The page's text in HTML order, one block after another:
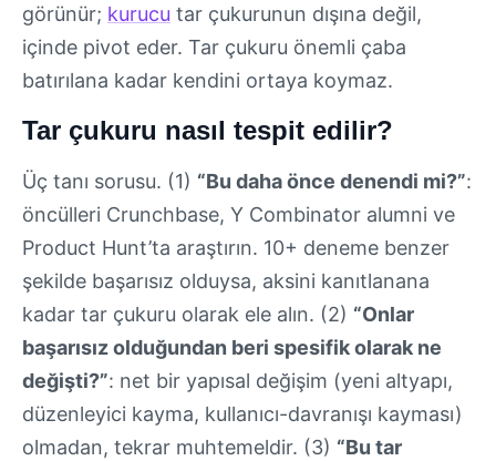
görünür; kurucu tar çukurunun dışına değil,
içinde pivot eder. Tar çukuru önemli çaba
batırılana kadar kendini ortaya koymaz.
Tar çukuru nasıl tespit edilir?
Üç tanı sorusu. (1) “Bu daha önce denendi mi?”:
öncülleri Crunchbase, Y Combinator alumni ve
Product Hunt’ta araştırın. 10+ deneme benzer
şekilde başarısız olduysa, aksini kanıtlanana
kadar tar çukuru olarak ele alın. (2) “Onlar
başarısız olduğundan beri spesifik olarak ne
değişti?”: net bir yapısal değişim (yeni altyapı,
düzenleyici kayma, kullanıcı-davranışı kayması)
olmadan, tekrar muhtemeldir. (3) “Bu tar